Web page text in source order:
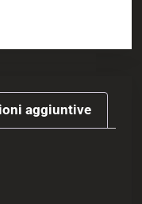
aggiuntive